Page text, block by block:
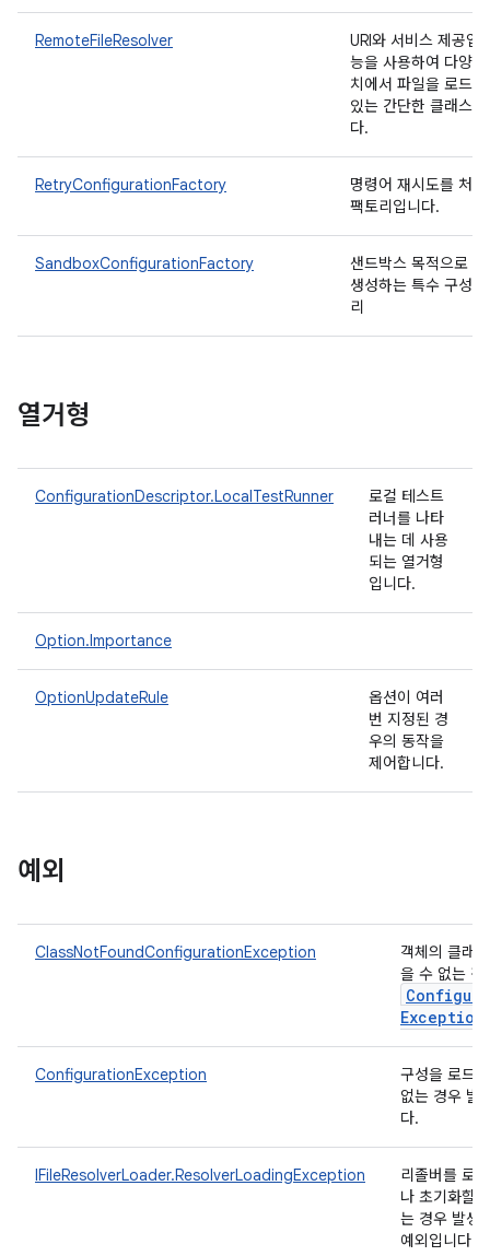
RemoteFileResolver
URI와 서비스 제공업
능을 사용하여 다양
치에서 파일을 로드
있는 간단한 클래스입
다.
RetryConfigurationFactory
명령어 재시도를 처
팩토리입니다.
SandboxConfigurationFactory
샌드박스 목적으로
생성하는 특수 구성
리
열거형
ConfigurationDescriptor.LocalTestRunner
로컬 테스트
러너를 나타
내는 데 사용
되는 열거형
입니다.
Option.Importance
OptionUpdateRule
옵션이 여러
번 지정된 경
우의 동작을
제어합니다.
예외
ClassNotFoundConfigurationException
객체의 클래
을 수 없는 경
Exception
ConfigurationException
구성을 로드
없는 경우 발
다.
IFileResolverLoader.ResolverLoadingException
리졸버를 로
나 초기화할
는 경우 발생
예외입니다.